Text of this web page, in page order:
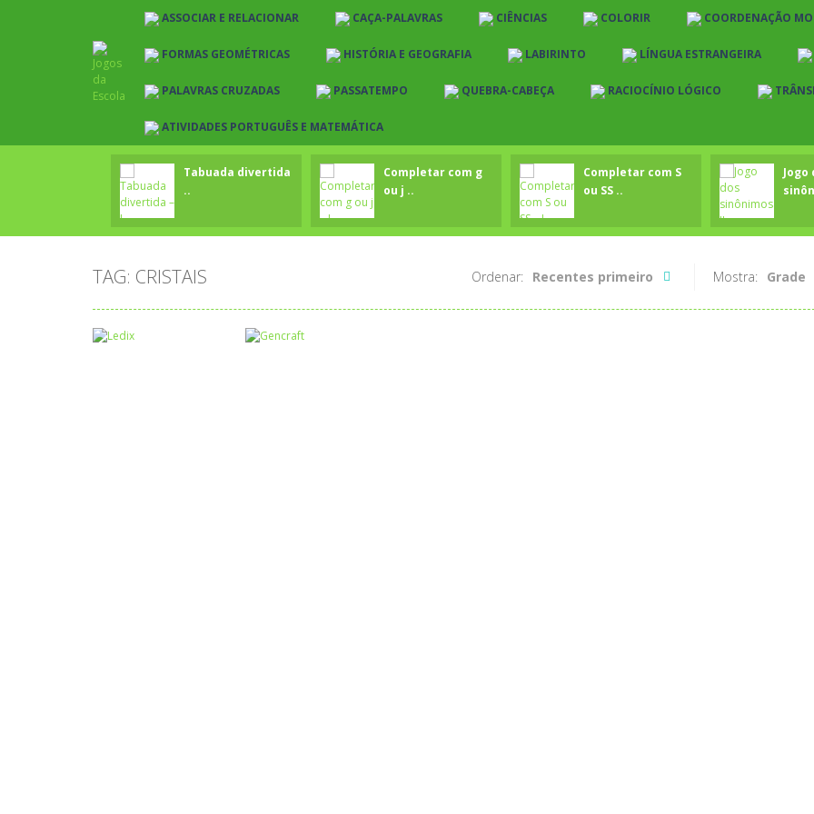
ASSOCIAR E RELACIONAR CAÇA-PALAVRAS CIÊNCIAS COLORIR COORDENAÇÃO
FORMAS GEOMÉTRICAS HISTÓRIA E GEOGRAFIA LABIRINTO LÍNGUA ESTRANGEIRA
PALAVRAS CRUZADAS PASSATEMPO QUEBRA-CABEÇA RACIOCÍNIO LÓGICO
ATIVIDADES PORTUGUÊS E MATEMÁTICA
Tabuada divertida
..
Completar com g
ou j ..
Completar com S
ou SS ..
Jogo
TAG: CRISTAIS Mostra: Grade
Ordenar: Recentes primeiro